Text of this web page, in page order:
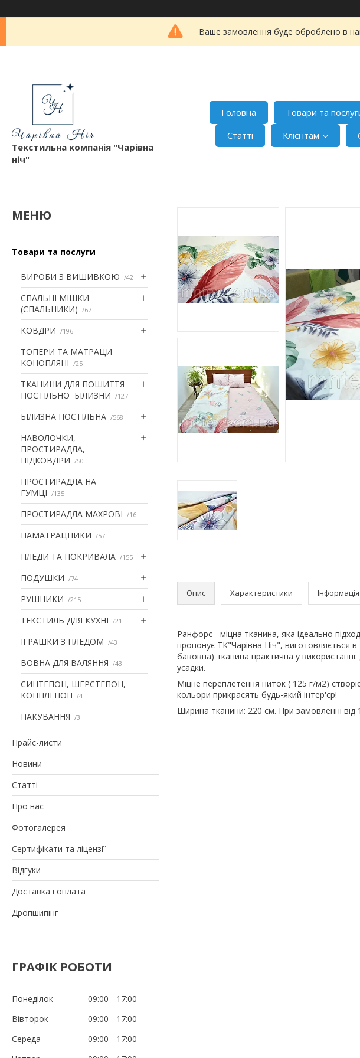
Ваше замовлення буде оброблено в
Текстильна компанія "Чарівна
ніч"
Головна Товари та
Статті
Клієнтам
Товари та послуги
ВИРОБИ З ВИШИВКОЮ 42
СПАЛЬНІ МІШКИ
(СПАЛЬНИКИ)
67
КОВДРИ 196
ТОПЕРИ ТА МАТРАЦИ
КОНОПЛЯНІ
25
ТКАНИНИ ДЛЯ ПОШИТТЯ
ПОСТІЛЬНОЇ БІЛИЗНИ
127
БІЛИЗНА ПОСТІЛЬНА 568
НАВОЛОЧКИ,
ПРОСТИРАДЛА,
ПІДКОВДРИ
50
ПРОСТИРАДЛА НА
ГУМЦІ
135
ПРОСТИРАДЛА МАХРОВІ 16
НАМАТРАЦНИКИ 57
ПЛЕДИ ТА ПОКРИВАЛА 155
ПОДУШКИ 74
РУШНИКИ 215
ТЕКСТИЛЬ ДЛЯ КУХНІ 21
ІГРАШКИ З ПЛЕДОМ 43
ВОВНА ДЛЯ ВАЛЯННЯ 43
СИНТЕПОН, ШЕРСТЕПОН,
КОНПЛЕПОН
4
ПАКУВАННЯ 3
Прайс-листи
Новини
Статті
Про нас
Фотогалерея
Сертифікати та ліцензії
Відгуки
Доставка і оплата
Дропшипінг
ГРАФІК РОБОТИ
Понеділок 09:00
17:00
Вівторок
09:00
17:00
Середа
09:00
17:00
Опис Характеристики
Ранфорс - міцна тканина, яка ідеально
пропонує ТК"Чарівна Ніч", виготовляється
бавовна) тканина практична у
усадки.
Міцне переплетення ниток ( 125 г/м2)
кольори прикрасять будь-який інтер'єр!
Ширина тканини: 220 см. При замовленні від